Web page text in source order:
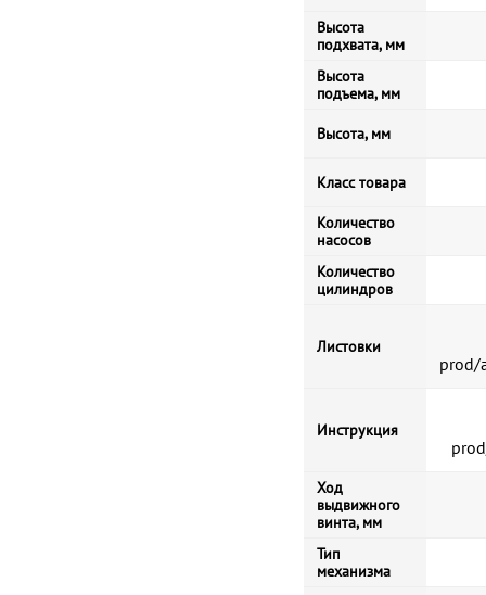
Высота
подхвата, мм
Высота
подъема, мм
Высота, мм
Класс товара
Количество
насосов
Количество
цилиндров
Листовки
prod/
Инструкция
Ход
выдвижного
винта, мм
Тип
механизма